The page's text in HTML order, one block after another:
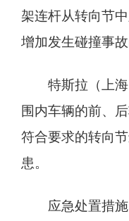
架连杆从转向节
增加发生碰撞事
特斯拉（上海
围内车辆的前、
符合要求的转向
患。
应急处置措施